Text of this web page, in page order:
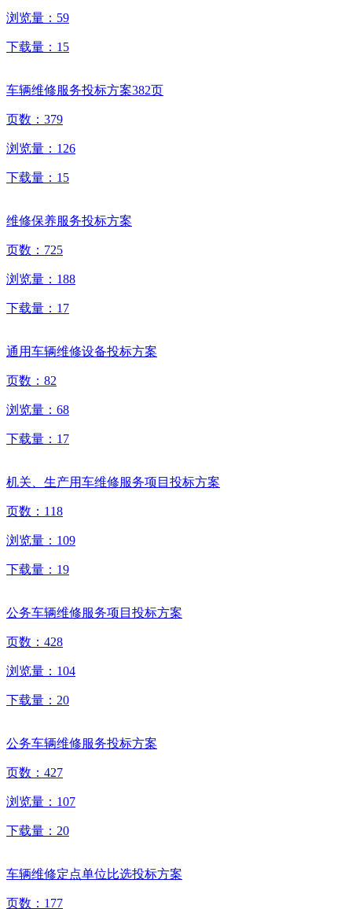
浏览量： 59
下载量： 15
车辆维修服务投标方案382页
页数： 379
浏览量： 126
下载量： 15
维修保养服务投标方案
页数： 725
浏览量： 188
下载量： 17
通用车辆维修设备投标方案
页数： 82
浏览量： 68
下载量： 17
机关、生产用车维修服务项目投标方案
页数： 118
浏览量： 109
下载量： 19
公务车辆维修服务项目投标方案
页数： 428
浏览量： 104
下载量： 20
公务车辆维修服务投标方案
页数： 427
浏览量： 107
下载量： 20
车辆维修定点单位比选投标方案
页数： 177